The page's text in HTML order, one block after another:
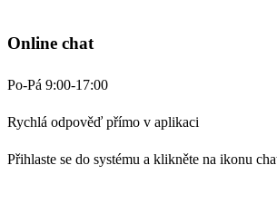
Online chat
Po-Pá 9:00-17:00
Rychlá odpověď přímo v aplikaci
Přihlaste se do systému a klikněte na ikonu